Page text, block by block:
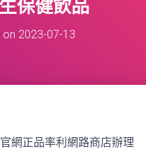
保健飲品
on 2023-07-13
官網正品率利網路商店辦理